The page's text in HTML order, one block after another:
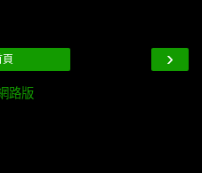
›
頁
路版